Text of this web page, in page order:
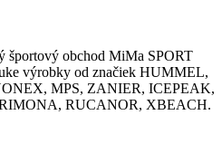
športový obchod MiMa SPORT
výrobky od značiek HUMMEL,
MPS, ZANIER, ICEPEAK,
RUCANOR, XBEACH.